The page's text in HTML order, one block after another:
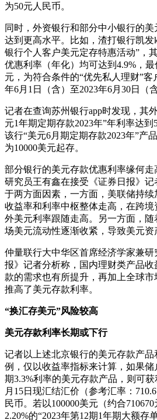
为50元人民币。
同时，外资银行和部分中小银行的
达到更高水平。比如，渣打银行凯发
银行个人客户美元定存特惠活动”，
优惠利率（年化）均可达到4.9%，
元，为符合条件的“优先私人理财”客
年6月1日（含）至2023年6月30日（含
记者在查询苏州银行app时发现，其
元1年期定期存款2023年”年利率达到
该行“美元6月期定期存款2023年”产
为10000美元起存。
部分银行的美元存款优惠利率缘何
研究员王有鑫在接受《证券日报》
于两方面因素，一方面，美联储持
收益率和利率中枢整体走高，在跨
外美元利率跟随走高。另一方面，
场美元流动性逐渐收紧，导致美元资
仲量联行大中华区首席经济学家兼研
报》记者分析称，国内理财类产品
款的需求也有所提升，再加上全球
推高了美元存款利率。
“换汇存美元”风险较高
美元存款利率长期或下行
记者以上述北京银行的美元存款产
例，仅以收益率指标来计算，如果储
期3.3%利率的美元存款产品，则可
月15日现汇结汇价（参考汇率：
民币。若以100000美元（约合
2.20%的“2023年第12期1年期大额存